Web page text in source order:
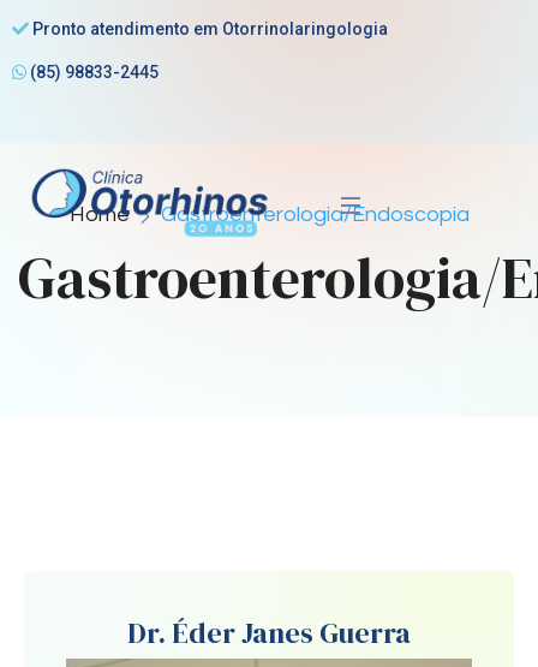
Pronto atendimento em Otorrinolaringologia
(85) 98833-2445
Home Gastroenterologia/Endoscopia
Gastroenterologia/
Dr. Éder Janes Guerra